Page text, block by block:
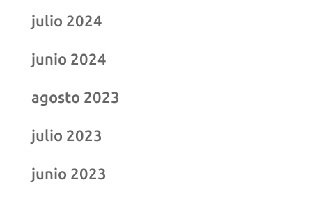
julio 2024
junio 2024
agosto 2023
julio 2023
junio 2023